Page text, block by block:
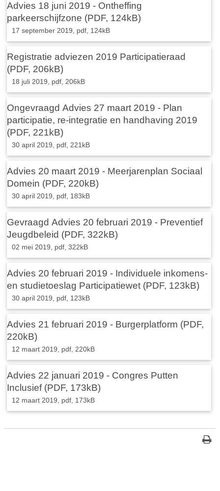
Advies 18 juni 2019 - Ontheffing
parkeerschijfzone (PDF, 124kB)
17 september 2019, pdf , 124kB
Registratie adviezen 2019 Participatieraad
(PDF, 206kB)
18 juli 2019, pdf , 206kB
Ongevraagd Advies 27 maart 2019 - Plan
participatie, re-integratie en handhaving 2019
(PDF, 221kB)
30 april 2019, pdf , 221kB
Advies 20 maart 2019 - Meerjarenplan Sociaal
Domein (PDF, 220kB)
30 april 2019, pdf , 183kB
Gevraagd Advies 20 februari 2019 - Preventief
Jeugdbeleid (PDF, 322kB)
02 mei 2019, pdf , 322kB
Advies 20 februari 2019 - Individuele inkomens-
en studietoeslag Participatiewet (PDF, 123kB)
30 april 2019, pdf , 123kB
Advies 21 februari 2019 - Burgerplatform (PDF,
220kB)
12 maart 2019, pdf , 220kB
Advies 22 januari 2019 - Congres Putten
Inclusief (PDF, 173kB)
12 maart 2019, pdf , 173kB